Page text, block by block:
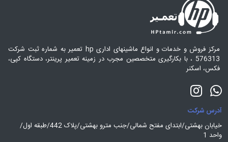
مرکز فروش و خدمات و انواع ماشینهای اداری hp تعمیر به شماره ثبت شرکت
576313 ، با بکارگیری متخصصین مجرب در زمینه تعمیر پرینتر، دستگاه کپی،
فکس، اسکنر
آدرس شرکت
خیابان بهشتی/ابتدای مفتح شمالی/جنب مترو بهشتی/پلاک 442/طبقه اول/
واحد 1